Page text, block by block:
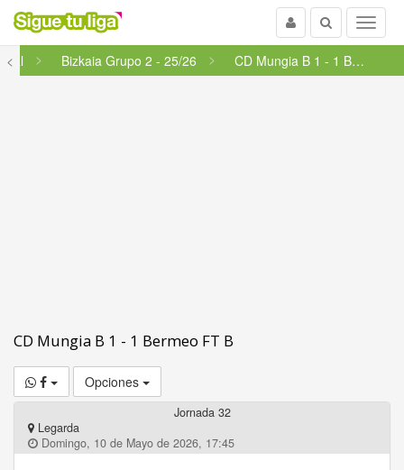
Menu
Buscar
Usuario
<
Bizkaia Grupo 2 - 25/26 CD Mungia B 1 - 1 Bermeo FT B
CD Mungia B 1 - 1 Bermeo FT B
Opciones
Jornada 32
Legarda
Domingo, 10 de Mayo de 2026, 17:45